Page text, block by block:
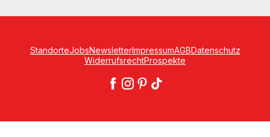
StandorteJobsNewsletterImpressumAGBDatenschutz
WiderrufsrechtProspekte